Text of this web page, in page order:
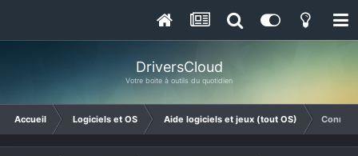
DriversCloud
Votre boite à outils du quotidien
Accueil Logiciels et OS Aide logiciels et jeux (tout OS)